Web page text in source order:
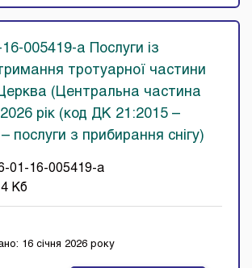
005419-a Послуги із
тротуарної частини
(Центральна частина
рік (код ДК 21:2015 –
послуги з прибирання снігу)
01-16-005419-a
Кб
16 січня 2026 року